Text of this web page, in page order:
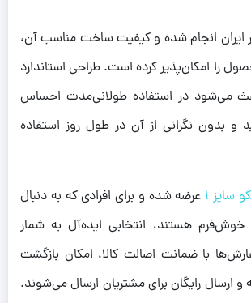
ایران انجام شده و کیفیت ساخت مناسب آن،
را امکان‌پذیر کرده است. طراحی استاندارد
می‌شود در استفاده طولانی‌مدت احساس
و بدون نگرانی از آن در طول روز استفاده
سایز 1
عرضه شده و برای افرادی که به دنبال
خوش‌فرم هستند، انتخابی ایده‌آل به شمار
با ضمانت اصالت کالا، امکان بازگشت
ارسال رایگان برای مشتریان ارسال می‌شوند.